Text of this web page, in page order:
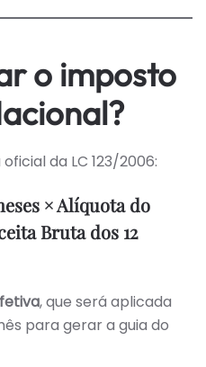
o imposto
da LC 123/2006:
× Alíquota do
Bruta dos 12
, que será aplicada
para gerar a guia do